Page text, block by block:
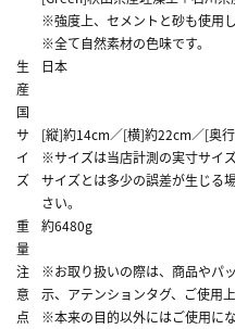
※強度上、セメントと砂も使用し
※全て自然素材の色味です。
生
産
国
日本
サ
イ
ズ
[縦]約14cm／[横]約22cm／[奥
※サイズは当店計測の実寸サイ
サイズとは多少の誤差が生じる
さい。
重
量
約6480g
注
意
点
※お取り扱いの際は、商品やパ
示、アテンションタグ、ご使用
※本来の目的以外にはご使用に